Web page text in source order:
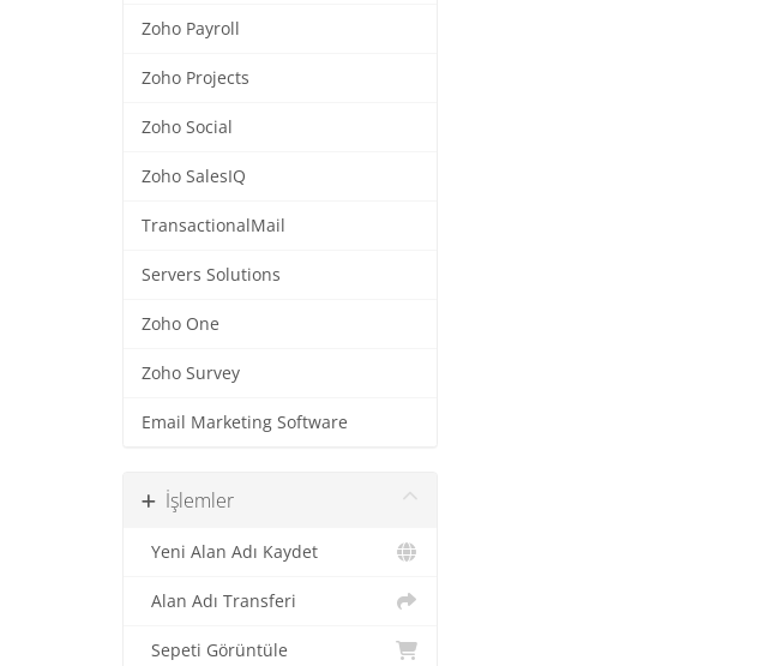
Zoho Payroll
Zoho Projects
Zoho Social
Zoho SalesIQ
TransactionalMail
Servers Solutions
Zoho One
Zoho Survey
Email Marketing Software
İşlemler
Yeni Alan Adı Kaydet
Alan Adı Transferi
Sepeti Görüntüle